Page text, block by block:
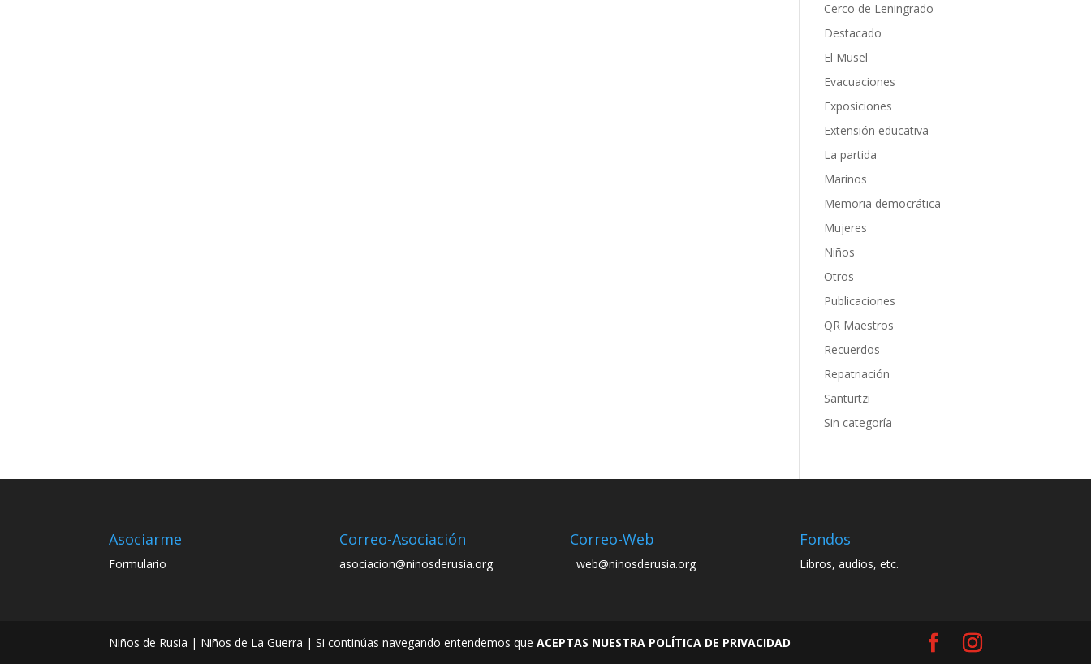
Cerco de Leningrado
Destacado
El Musel
Evacuaciones
Exposiciones
Extensión educativa
La partida
Marinos
Memoria democrática
Mujeres
Niños
Otros
Publicaciones
QR Maestros
Recuerdos
Repatriación
Santurtzi
Sin categoría
Asociarme
Formulario
Correo-Asociación
asociacion@ninosderusia.org
Correo-Web
web@ninosderusia.org
Fondos
Libros, audios, etc.
Niños de Rusia | Niños de La Guerra | Si continúas navegando entendemos queACEPTAS NUESTRA POLÍTICA DE PRIVACIDAD